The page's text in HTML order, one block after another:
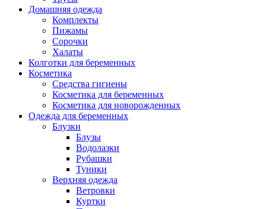
Домашняя одежда
Комплекты
Пижамы
Сорочки
Халаты
Колготки для беременных
Косметика
Cредства гигиены
Косметика для беременных
Косметика для новорожденных
Одежда для беременных
Блузки
Блузы
Водолазки
Рубашки
Туники
Верхняя одежда
Ветровки
Куртки